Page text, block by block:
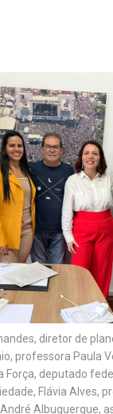
diretor de
professora Paula
Força, deputado
Flávia Alves,
Albuquerque,